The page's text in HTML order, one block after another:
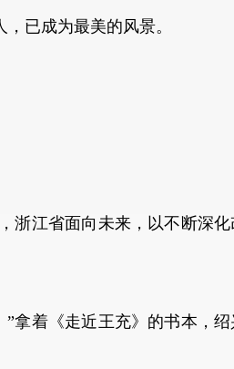
已成为最美的风景。
江省面向未来，以不断深化
着《走近王充》的书本，绍